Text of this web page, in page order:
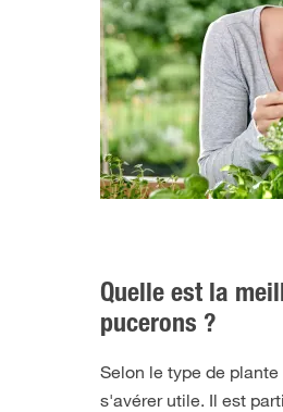
Quelle est la
pucerons ?
Selon le type de
s'avérer utile. Il est